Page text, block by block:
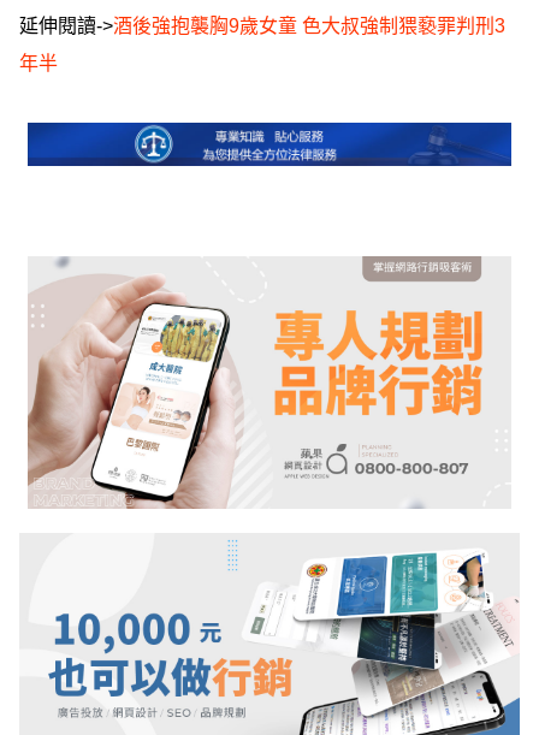
延伸閱讀->酒後強抱襲胸9歲女童 色大叔強制猥褻罪判刑3
年半